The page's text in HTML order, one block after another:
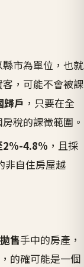
縣市為單位，也就
，可能不會被課
歸戶 ，只要在全
稅的課徵範圍。
2%-4.8% ，且採
非自住房屋越
拋售手中的房產，
的確可能是一個